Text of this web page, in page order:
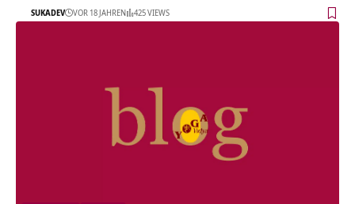
SUKADEV VOR 18 JAHREN 425 VIEWS